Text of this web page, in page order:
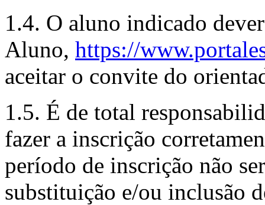
1.4. O aluno indicado
Aluno, https://
aceitar o convite do
1.5. É de total
fazer a inscrição
período de inscrição não
substituição e/ou inclusão